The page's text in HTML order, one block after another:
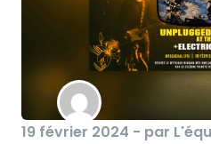
19 février 2024 - par